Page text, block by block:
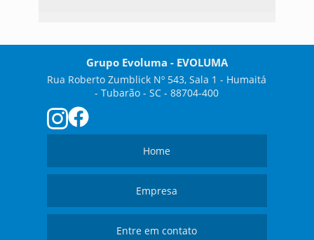
Grupo Evoluma - EVOLUMA
Rua Roberto Zumblick Nº 543, Sala 1 - Humaitá
- Tubarão - SC - 88704-400
Home
Empresa
Entre em contato